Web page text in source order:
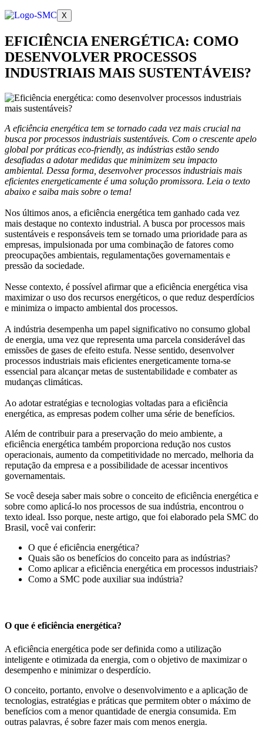
X
EFICIÊNCIA ENERGÉTICA: COMO
DESENVOLVER PROCESSOS
INDUSTRIAIS MAIS SUSTENTÁVEIS?
A eficiência energética tem se tornado cada vez mais crucial na
busca por processos industriais sustentáveis. Com o crescente apelo
global por práticas eco-friendly, as indústrias estão sendo
desafiadas a adotar medidas que minimizem seu impacto
ambiental. Dessa forma, desenvolver processos industriais mais
eficientes energeticamente é uma solução promissora. Leia o texto
abaixo e saiba mais sobre o tema!
Nos últimos anos, a eficiência energética tem ganhado cada vez
mais destaque no contexto industrial. A busca por processos mais
sustentáveis e responsáveis tem se tornado uma prioridade para as
empresas, impulsionada por uma combinação de fatores como
preocupações ambientais, regulamentações governamentais e
pressão da sociedade.
Nesse contexto, é possível afirmar que a eficiência energética visa
maximizar o uso dos recursos energéticos, o que reduz desperdícios
e minimiza o impacto ambiental dos processos.
A indústria desempenha um papel significativo no consumo global
de energia, uma vez que representa uma parcela considerável das
emissões de gases de efeito estufa. Nesse sentido, desenvolver
processos industriais mais eficientes energeticamente torna-se
essencial para alcançar metas de sustentabilidade e combater as
mudanças climáticas.
Ao adotar estratégias e tecnologias voltadas para a eficiência
energética, as empresas podem colher uma série de benefícios.
Além de contribuir para a preservação do meio ambiente, a
eficiência energética também proporciona redução nos custos
operacionais, aumento da competitividade no mercado, melhoria da
reputação da empresa e a possibilidade de acessar incentivos
governamentais.
Se você deseja saber mais sobre o conceito de eficiência energética e
sobre como aplicá-lo nos processos de sua indústria, encontrou o
texto ideal. Isso porque, neste artigo, que foi elaborado pela SMC do
Brasil, você vai conferir:
O que é eficiência energética?
Quais são os benefícios do conceito para as indústrias?
Como aplicar a eficiência energética em processos industriais?
Como a SMC pode auxiliar sua indústria?
O que é eficiência energética?
A eficiência energética pode ser definida como a utilização
inteligente e otimizada da energia, com o objetivo de maximizar o
desempenho e minimizar o desperdício.
O conceito, portanto, envolve o desenvolvimento e a aplicação de
tecnologias, estratégias e práticas que permitem obter o máximo de
benefícios com a menor quantidade de energia consumida. Em
outras palavras, é sobre fazer mais com menos energia.